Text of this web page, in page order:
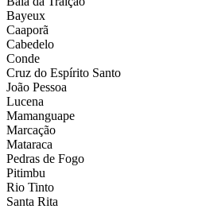
Bayeux
Caaporã
Cabedelo
Conde
Cruz do Espírito Santo
João Pessoa
Lucena
Mamanguape
Marcação
Mataraca
Pedras de Fogo
Pitimbu
Rio Tinto
Santa Rita